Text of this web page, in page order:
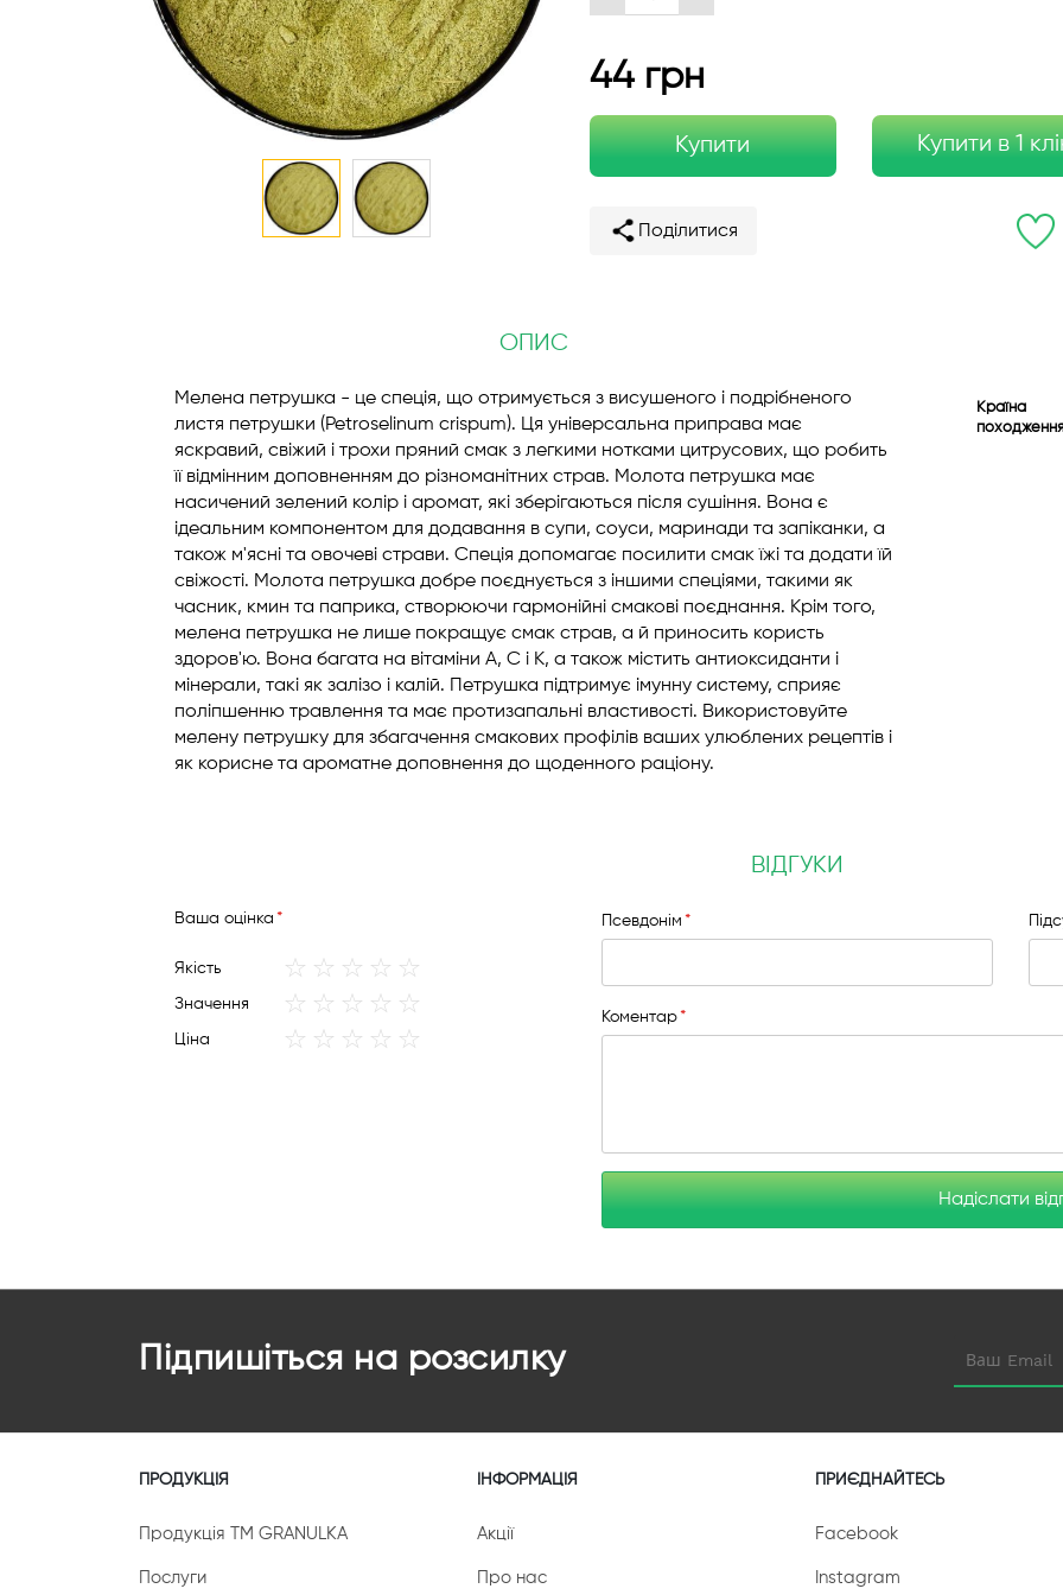
44 грн
Купити Купити в 1
Поділитися
ОПИС
Мелена петрушка - це спеція, що отримується з висушеного і подрібненого
листя петрушки (Petroselinum crispum). Ця універсальна приправа має
яскравий, свіжий і трохи пряний смак з легкими нотками цитрусових, що робить
її відмінним доповненням до різноманітних страв. Молота петрушка має
насичений зелений колір і аромат, які зберігаються після сушіння. Вона є
ідеальним компонентом для додавання в супи, соуси, маринади та запіканки, а
також м'ясні та овочеві страви. Спеція допомагає посилити смак їжі та додати їй
свіжості. Молота петрушка добре поєднується з іншими спеціями, такими як
часник, кмин та паприка, створюючи гармонійні смакові поєднання. Крім того,
мелена петрушка не лише покращує смак страв, а й приносить користь
здоров'ю. Вона багата на вітаміни A, C і K, а також містить антиоксиданти і
мінерали, такі як залізо і калій. Петрушка підтримує імунну систему, сприяє
поліпшенню травлення та має протизапальні властивості. Використовуйте
мелену петрушку для збагачення смакових профілів ваших улюблених рецептів і
як корисне та ароматне доповнення до щоденного раціону.
Країна
ВІДГУКИ
Вашa оцінка
Якість
1
2
3
4
Значення
1
2
3
4
Ціна
1
2
3
4
Псевдонім
Коментар
Надіслати
Підпишіться на розсилку
ПРОДУКЦІЯ
Продукція ТМ GRANULKA
Послуги
ІНФОРМАЦІЯ
Акції
Про нас
ПРИЄДНАЙТЕСЬ
Facebook
Instagram